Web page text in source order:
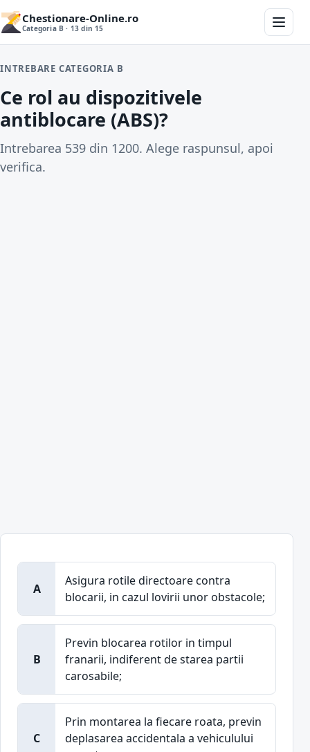
Chestionare-Online.ro
Categoria B · 13 din 15
INTREBARE CATEGORIA B
Ce rol au dispozitivele
antiblocare (ABS)?
Intrebarea 539 din 1200. Alege raspunsul, apoi
verifica.
A
Asigura rotile directoare contra
blocarii, in cazul lovirii unor obstacole;
B
Previn blocarea rotilor in timpul
franarii, indiferent de starea partii
carosabile;
C
Prin montarea la fiecare roata, previn
deplasarea accidentala a vehiculului